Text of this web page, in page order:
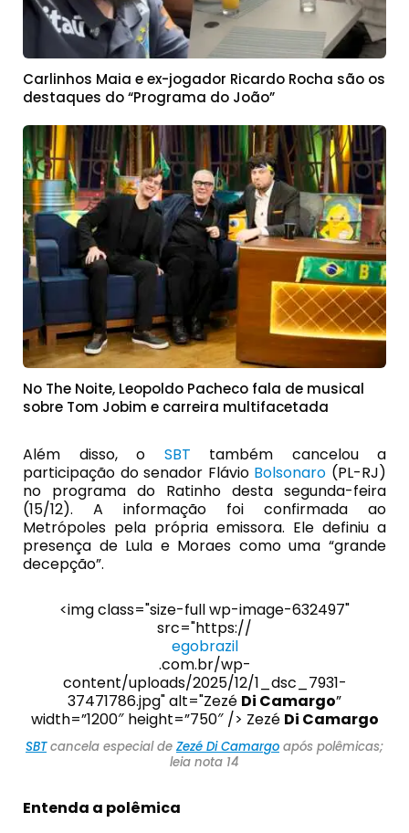
Carlinhos Maia e ex-jogador Ricardo Rocha são os
destaques do “Programa do João”
No The Noite, Leopoldo Pacheco fala de musical
sobre Tom Jobim e carreira multifacetada
Além disso, o SBT também cancelou a
participação do senador Flávio Bolsonaro (PL-RJ)
no programa do Ratinho desta segunda-feira
(15/12). A informação foi confirmada ao
Metrópoles pela própria emissora. Ele definiu a
presença de Lula e Moraes como uma “grande
decepção”.
<img class="size-full wp-image-632497"
src="https://
egobrazil
.com.br/wp-
content/uploads/2025/12/1_dsc_7931-
37471786.jpg" alt="Zezé Di Camargo”
width=”1200″ height=”750″ /> Zezé Di Camargo
SBTcancela especial de Zezé Di Camargo após polêmicas;
leia nota 14
Entenda a polêmica